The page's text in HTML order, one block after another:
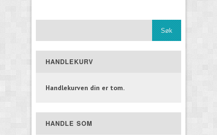
HANDLEKURV
Handlekurven din er tom.
HANDLE SOM